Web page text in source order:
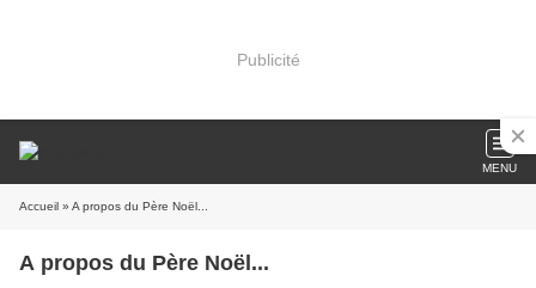
Publicité
MENU
Accueil » A propos du Père Noël...
A propos du Père Noël...